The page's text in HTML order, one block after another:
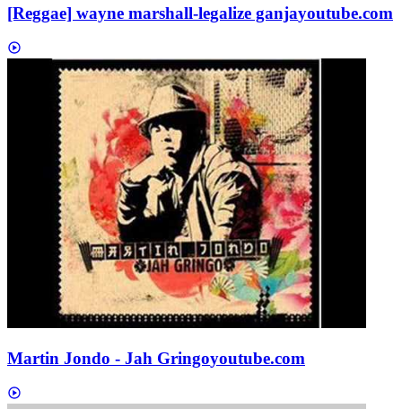
[Reggae] wayne marshall-legalize ganjayoutube.com
Martin Jondo - Jah Gringoyoutube.com